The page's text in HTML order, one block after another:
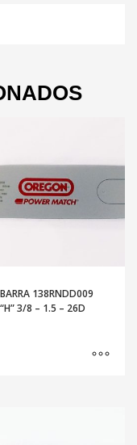
BARRA 138RNDD009
“H” 3/8 – 1.5 – 26D